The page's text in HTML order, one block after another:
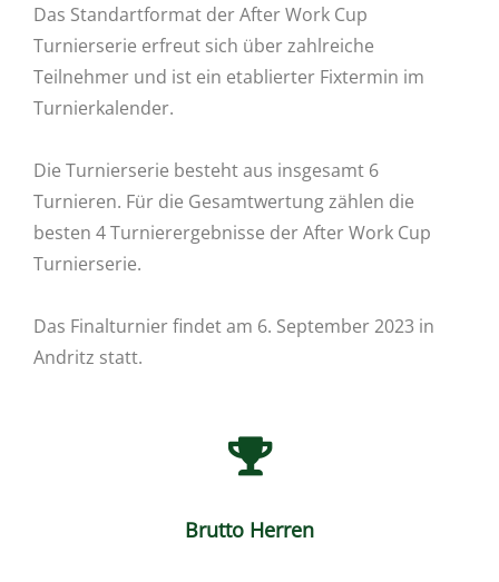
Das Standartformat der After Work Cup
Turnierserie erfreut sich über zahlreiche
Teilnehmer und ist ein etablierter Fixtermin im
Turnierkalender.
Die Turnierserie besteht aus insgesamt 6
Turnieren. Für die Gesamtwertung zählen die
besten 4 Turnierergebnisse der After Work Cup
Turnierserie.
Das Finalturnier findet am 6. September 2023 in
Andritz statt.
Brutto Herren